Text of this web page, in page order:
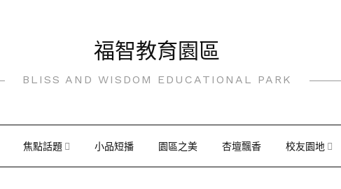
福智教育園區
BLISS AND WISDOM EDUCATIONAL PARK
焦點話題 小品短播 園區之美 杏壇飄香 校友園地